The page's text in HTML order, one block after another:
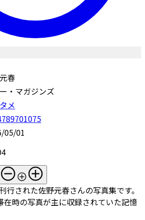
春
・マガジンズ
メ
05/01
行された佐野元春さんの写真集です。
在時の写真が主に収録されていた記憶